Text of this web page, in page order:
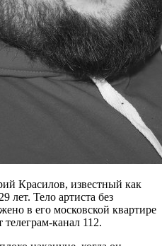
Красилов, известный как
лет. Тело артиста без
в его московской квартире
телеграм-канал 112.